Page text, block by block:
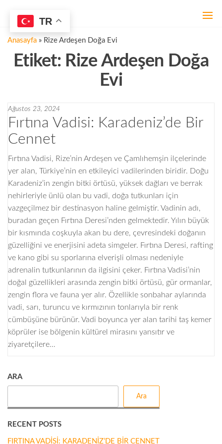
ŞAHİNTEPE
DOĞA EVİ
ARDEŞEN
KONSEPT
TAŞ EV
Anasayfa » Rize Ardeşen Doğa Evi
Etiket: Rize Ardeşen Doğa
Evi
Ağustos 23, 2024
Fırtına Vadisi: Karadeniz’de Bir
Cennet
Fırtına Vadisi, Rize’nin Ardeşen ve Çamlıhemşin ilçelerinde
yer alan, Türkiye’nin en etkileyici vadilerinden biridir. Doğu
Karadeniz’in zengin bitki örtüsü, yüksek dağları ve berrak
nehirleriyle ünlü olan bu vadi, doğa tutkunları için
vazgeçilmez bir destinasyon haline gelmiştir. Vadinin adı,
buradan geçen Fırtına Deresi’nden gelmektedir. Yılın büyük
bir kısmında coşkuyla akan bu dere, çevresindeki doğanın
güzelliğini ve enerjisini adeta simgeler. Fırtına Deresi, rafting
ve kano gibi su sporlarına elverişli olması nedeniyle
adrenalin tutkunlarının da ilgisini çeker. Fırtına Vadisi’nin
doğal güzellikleri arasında zengin bitki örtüsü, gür ormanlar,
zengin flora ve fauna yer alır. Özellikle sonbahar aylarında
vadi, sarı, turuncu ve kırmızının tonlarıyla bir renk
cümbüşüne bürünür. Vadi boyunca yer alan tarihi taş kemer
köprüler ise bölgenin kültürel mirasını yansıtır ve
ziyaretçilere…
ARA
Ara
RECENT POSTS
FIRTINA VADISI: KARADENIZ’DE BIR CENNET
TR